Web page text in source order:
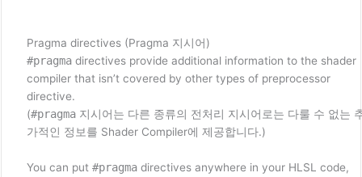
Pragma directives (Pragma 지시어)
#pragmadirectives provide additional information to the shader
compiler that isn’t covered by other types of preprocessor
directive.
(#pragma지시어는 다른 종류의 전처리 지시어로는 다룰 수 없는
가적인 정보를 Shader Compiler에 제공합니다.)
You can put #pragmadirectives anywhere in your HLSL code,